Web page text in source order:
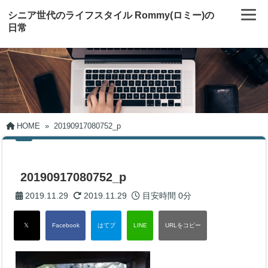
シニア世代のライフスタイル Rommy(ロミー)の
日常
HOME » 20190917080752_p
20190917080752_p
2019.11.29 2019.11.29 目安時間0分